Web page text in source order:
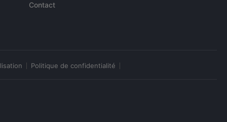
Contact
Politique de confidentialité